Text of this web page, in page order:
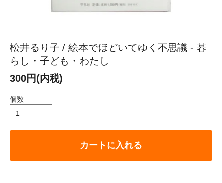
松井るり子 / 絵本でほどいてゆく不思議 - 暮
らし・子ども・わたし
300円(内税)
個数
カートに入れる